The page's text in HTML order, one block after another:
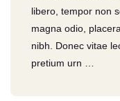
libero, tempor non
magna odio,
nibh. Donec vitae
pretium urn …